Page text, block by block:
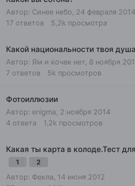
Автор: Синее небо 24 февраля 2014
17 ответов 5,2k просмотра
Какой национальности твоя
Автор: Ям и кочек нет 8 ноября
7 ответов 5k просмотров
Фотоиллюзии
Автор: enigma 2 ноября 2014
4 ответа 1,2k просмотров
Какая ты карта в колоде.Тест
1 2
Автор: Фекла 14 июня 2012